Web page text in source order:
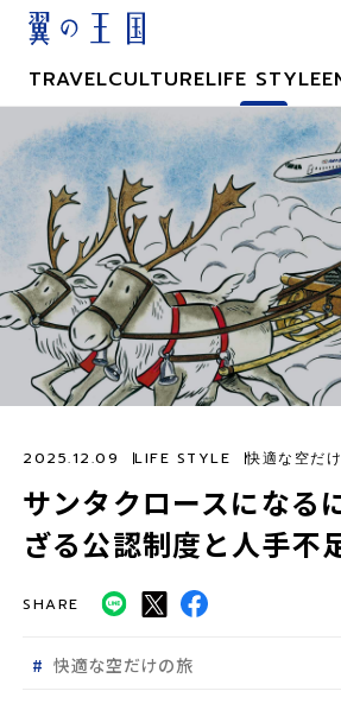
テ
ン
ツ
に
キ
ッ
TRAVELCULTURELIFE STYLE
サンタクロースになる
ざる公認制度と人手不
2025.12.09 LIFE STYLE 快適な空だ
SHARE
快適な空だけの旅